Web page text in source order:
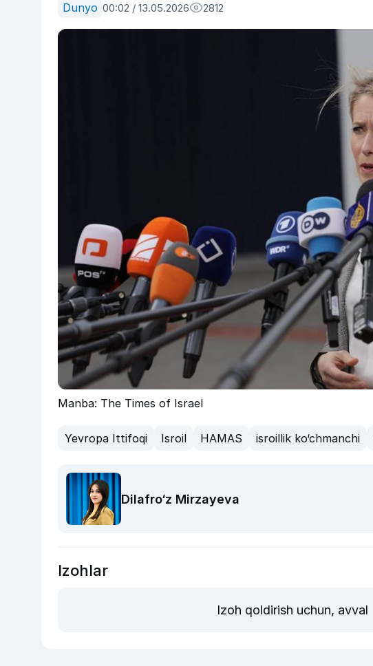
Dunyo 00:02 / 13.05.2026 2812
Manba: The Times of Israel
Yevropa Ittifoqi Isroil HAMAS isroillik ko‘chmanchi
Dilafro‘z Mirzayeva
Izohlar
Izoh qoldirish uchun, avval